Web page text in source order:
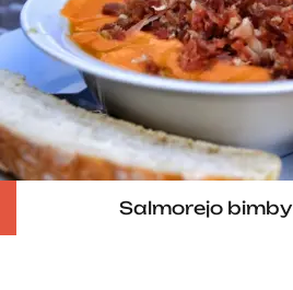
Salmorejo bimby